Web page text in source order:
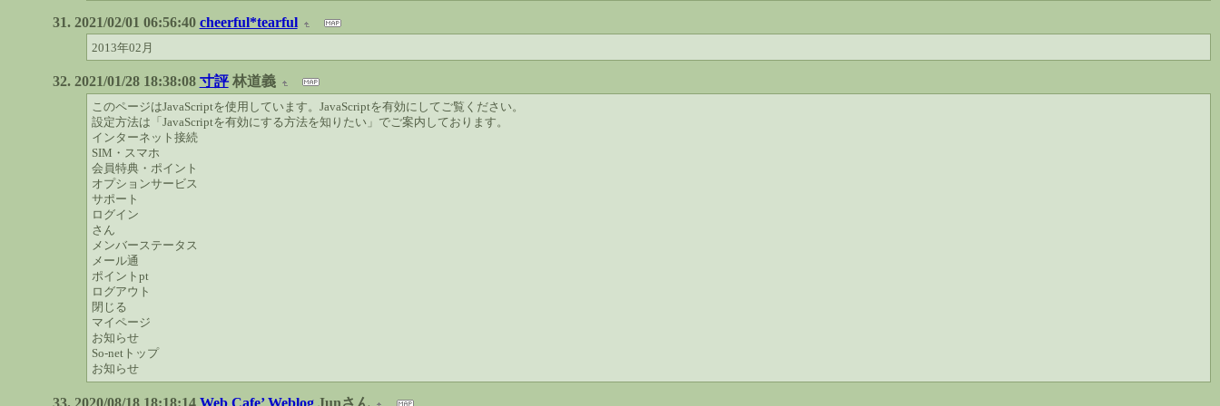
2021/02/01 06:56:40 cheerful*tearful
2013年02月
2021/01/28 18:38:08 寸評 林道義
このページはJavaScriptを使用しています。JavaScriptを有効にしてご覧ください。
設定方法は「JavaScriptを有効にする方法を知りたい」でご案内しております。
インターネット接続
SIM・スマホ
会員特典・ポイント
オプションサービス
サポート
ログイン
さん
メンバーステータス
メール通
ポイントpt
ログアウト
閉じる
マイページ
お知らせ
So-netトップ
お知らせ
2020/08/18 18:18:14 Web Cafe’ Weblog Junさん